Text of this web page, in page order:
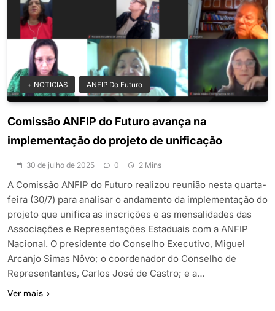
+ NOTICIAS ANFIP Do Futuro
Comissão ANFIP do Futuro avança na
implementação do projeto de unificação
30 de julho de 2025 0 2 Mins
A Comissão ANFIP do Futuro realizou reunião nesta quarta-
feira (30/7) para analisar o andamento da implementação do
projeto que unifica as inscrições e as mensalidades das
Associações e Representações Estaduais com a ANFIP
Nacional. O presidente do Conselho Executivo, Miguel
Arcanjo Simas Nôvo; o coordenador do Conselho de
Representantes, Carlos José de Castro; e a…
Ver mais